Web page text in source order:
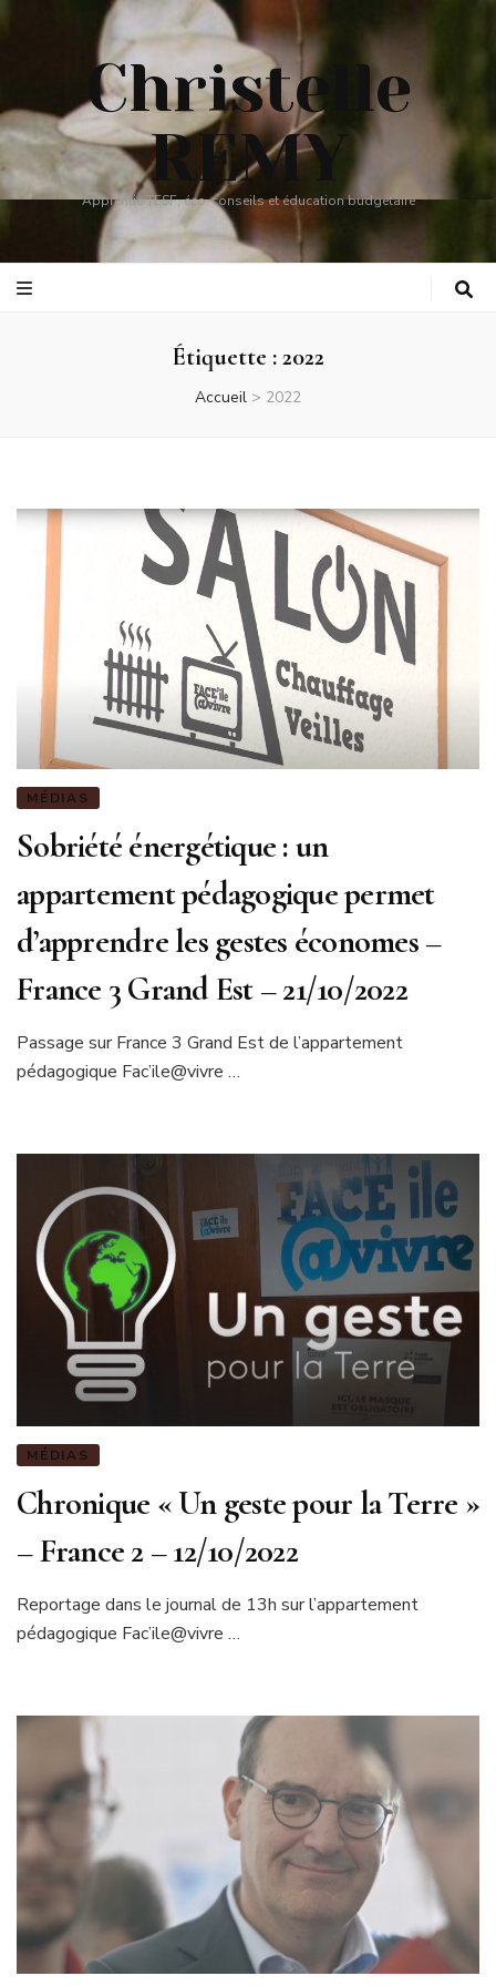
Christelle
REMY
Apprentie TESF, éco-conseils et éducation budgétaire
Étiquette :2022
Accueil > 2022
MÉDIAS
Sobriété énergétique : un
appartement pédagogique permet
d’apprendre les gestes économes –
France 3 Grand Est – 21/10/2022
Passage sur France 3 Grand Est de l’appartement
pédagogique Fac’ile@vivre …
MÉDIAS
Chronique « Un geste pour la Terre »
– France 2 – 12/10/2022
Reportage dans le journal de 13h sur l’appartement
pédagogique Fac’ile@vivre …